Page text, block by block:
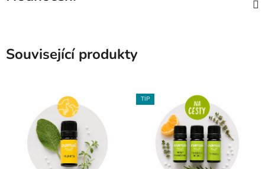
Související produkty
TIP